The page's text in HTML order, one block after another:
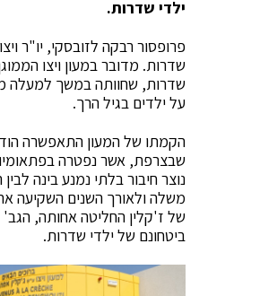
ילדי שדרות.
פרופסור רבקה לזובסקי, יו"ר
שדרות. מדובר במעון ויצו
שדרות, שחוותה במשך למעלה
על ילדים בגיל הרך.
הקמתו של המעון התאפשרה
נוצר חיבור בלתי נמנע בינה
משלה ולאורך השנים השקיעה
של ז'קלין החליטה אחותה, הגב'
ביטחונם של ילדי שדרות.